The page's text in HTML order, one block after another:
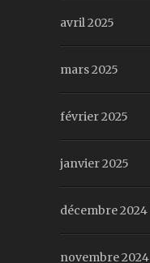
avril 2025
mars 2025
février 2025
janvier 2025
décembre 2024
novembre 2024